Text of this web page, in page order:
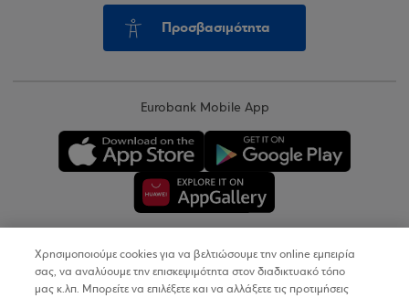
Προσβασιμότητα
Eurobank Mobile App
Copyright © 2026
Χρησιμοποιούμε cookies για να βελτιώσουμε την online εμπειρία
σας, να αναλύουμε την επισκεψιμότητα στον διαδικτυακό τόπο
μας κ.λπ. Μπορείτε να επιλέξετε και να αλλάξετε τις προτιμήσεις